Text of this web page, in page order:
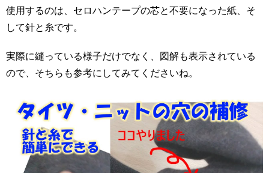
使用するのは、セロハンテープの芯と不要になった紙、そ
して針と糸です。
実際に縫っている様子だけでなく、図解も表示されている
ので、そちらも参考にしてみてくださいね。